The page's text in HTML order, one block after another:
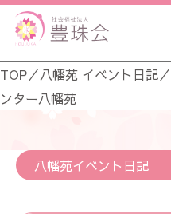
TOP／八幡苑 イベント日記／
ンター八幡苑
八幡苑イベント日記